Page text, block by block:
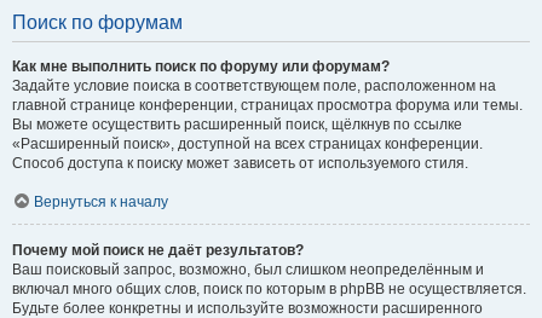
Поиск по форумам
Как мне выполнить поиск по форуму или форумам?
Задайте условие поиска в соответствующем поле, расположенном на
главной странице конференции, страницах просмотра форума или темы.
Вы можете осуществить расширенный поиск, щёлкнув по ссылке
«Расширенный поиск», доступной на всех страницах конференции.
Способ доступа к поиску может зависеть от используемого стиля.
Вернуться к началу
Почему мой поиск не даёт результатов?
Ваш поисковый запрос, возможно, был слишком неопределённым и
включал много общих слов, поиск по которым в phpBB не осуществляется.
Будьте более конкретны и используйте возможности расширенного